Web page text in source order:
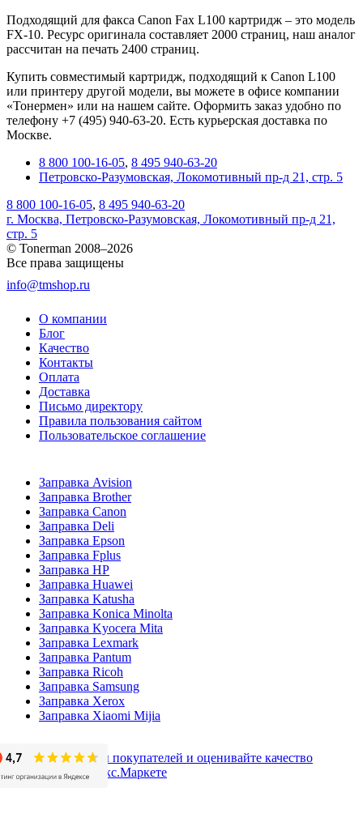
Подходящий для факса Canon Fax L100 картридж – это модель
FX-10. Ресурс оригинала составляет 2000 страниц, наш аналог
рассчитан на печать 2400 страниц.
Купить совместимый картридж, подходящий к Canon L100
или принтеру другой модели, вы можете в офисе компании
«Тонермен» или на нашем сайте. Оформить заказ удобно по
телефону +7 (495) 940-63-20. Есть курьерская доставка по
Москве.
8 800 100-16-05, 8 495 940-63-20
Петровско-Разумовская, Локомотивный пр-д 21, стр. 5
8 800 100-16-05, 8 495 940-63-20
г. Москва, Петровско-Разумовская, Локомотивный пр-д 21,
стр. 5
© Tonerman 2008–2026
Все права защищены
info@tmshop.ru
О компании
Блог
Качество
Контакты
Оплата
Доставка
Письмо директору
Правила пользования сайтом
Пользовательское соглашение
Заправка Avision
Заправка Brother
Заправка Canon
Заправка Deli
Заправка Epson
Заправка Fplus
Заправка HP
Заправка Huawei
Заправка Katusha
Заправка Konica Minolta
Заправка Kyocera Mita
Заправка Lexmark
Заправка Pantum
Заправка Ricoh
Заправка Samsung
Заправка Xerox
Заправка Xiaomi Mijia